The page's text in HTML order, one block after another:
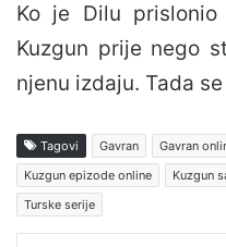
Ko je Dilu
Kuzgun prije nego
njenu izdaju. Tada
Tagovi Gavran Gavran
Kuzgun epizode online
Kuzgun
Turske serije